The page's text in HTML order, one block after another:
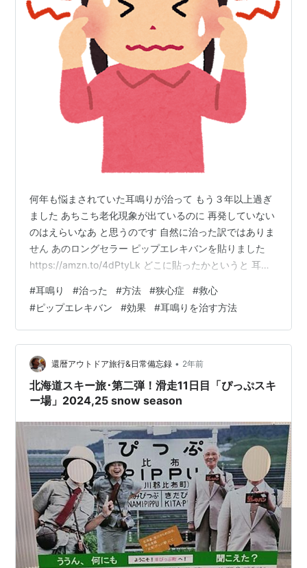
何年も悩まされていた耳鳴りが治って もう３年以上過ぎ
ました あちこち老化現象が出ているのに 再発していない
のはえらいなあ と思うのです 自然に治った訳ではありま
せん あのロングセラー ピップエレキバンを貼りました
https://amzn.to/4dPtyLk どこに貼ったかというと 耳た
ぼんでるところ 首から上には貼らないでくださいと 注意
書きにはあるのですが… 私はいわゆるストレートネック
らしく 首が がちがちになることがある スキーで転倒し
て ひどいムチウチになったことがあるのも 影響している
かも…(この時は鍼で治りました) で ある…
#耳鳴り #治った #方法 #狭心症 #救心
#ピップエレキバン #効果 #耳鳴りを治す方法
還暦アウトドア旅行&日常備忘録 • 2年前
北海道スキー旅･第二弾！滑走11日目「ぴっぷスキ
ー場」2024,25 snow season